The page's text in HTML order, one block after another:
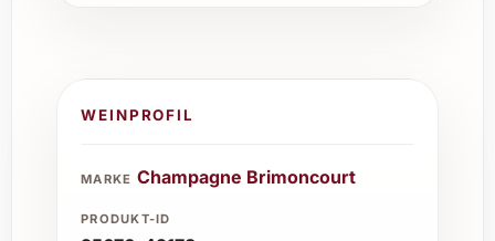
romantische Abende, geschäftliche Feiern
Menschen.
Ist Brimoncourt Extra Brut vegan?
WEINPROFIL
MARKE Champagne Brimoncourt
PRODUKT-ID